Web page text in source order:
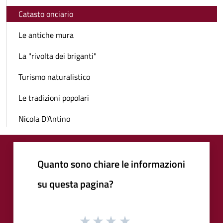
Catasto onciario
Le antiche mura
La "rivolta dei briganti"
Turismo naturalistico
Le tradizioni popolari
Nicola D'Antino
Quanto sono chiare le informazioni
su questa pagina?